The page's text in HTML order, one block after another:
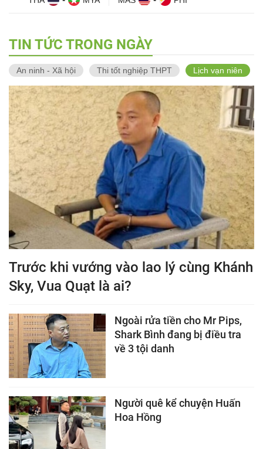
TIN TỨC TRONG NGÀY
An ninh - Xã hội Thi tốt nghiệp THPT Lịch vạn niên
Trước khi vướng vào lao lý cùng Khánh
Sky, Vua Quạt là ai?
Ngoài rửa tiền cho Mr Pips,
Shark Bình đang bị điều tra
về 3 tội danh
Người quê kể chuyện Huấn
Hoa Hồng